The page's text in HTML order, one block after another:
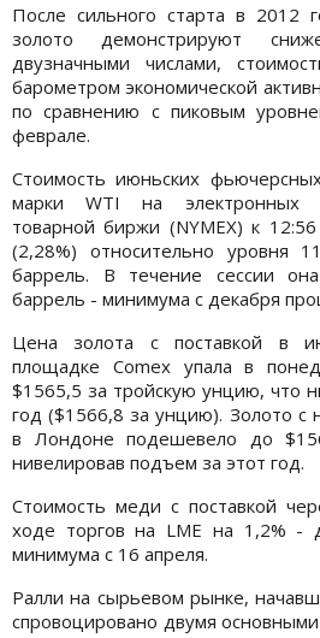
После сильного старта в
золото демонстрируют
двузначными числами,
барометром экономической
по сравнению с пиковым
феврале.
Стоимость июньских
марки WTI на электронных
товарной биржи (NYMEX) к
(2,28%) относительно
баррель. В течение сессии
баррель - минимума с декабря
Цена золота с поставкой в
площадке Comex упала в
$1565,5 за тройскую унцию, что
год ($1566,8 за унцию). Золото с
в Лондоне подешевело до
нивелировав подъем за этот год.
Стоимость меди с поставкой
ходе торгов на LME на 1,2% -
минимума с 16 апреля.
Ралли на сырьевом рынке,
спровоцировано двумя